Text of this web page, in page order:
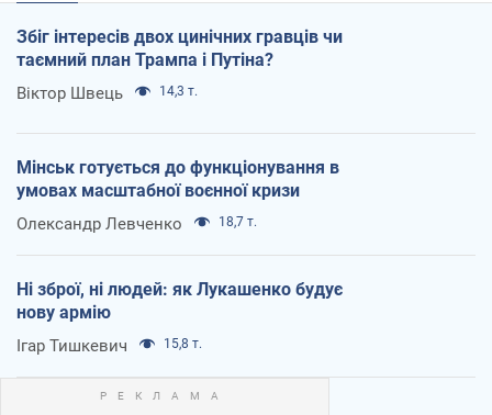
Збіг інтересів двох цинічних гравців чи
таємний план Трампа і Путіна?
Віктор Швець 14,3 т.
Мінськ готується до функціонування в
умовах масштабної воєнної кризи
Олександр Левченко 18,7 т.
Ні зброї, ні людей: як Лукашенко будує
нову армію
Ігар Тишкевич 15,8 т.